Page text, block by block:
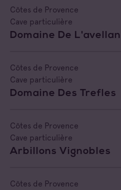
Côtes de Provence
Cave particulière
Domaine De L'avellan
Côtes de Provence
Cave particulière
Domaine Des Trefles
Côtes de Provence
Cave particulière
Arbillons Vignobles
Côtes de Provence